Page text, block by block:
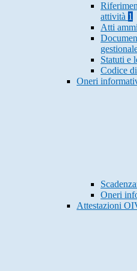
attività 1
Atti
Statuti e
Codice
Oneri
Oneri
Attestazioni